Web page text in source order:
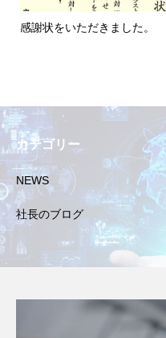
感謝状をいただきました。
カテゴリー
NEWS
社長のブログ